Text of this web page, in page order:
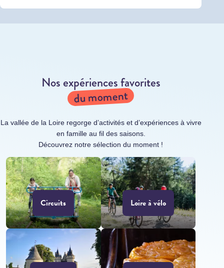
Nos expériences favorites
du moment
La vallée de la Loire regorge d’activités et d’expériences à vivre
en famille au fil des saisons.
Découvrez notre sélection du moment !
Circuits Loire à vélo